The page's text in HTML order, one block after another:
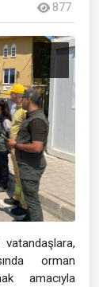
877
orman
amacıyla